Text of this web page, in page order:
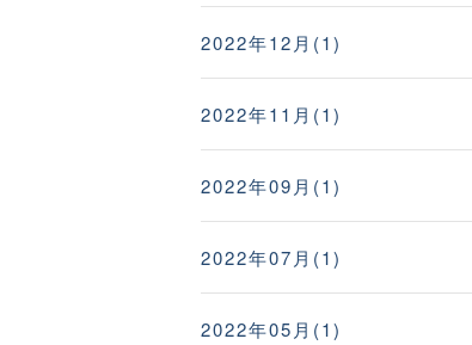
2022年12月(1)
2022年11月(1)
2022年09月(1)
2022年07月(1)
2022年05月(1)